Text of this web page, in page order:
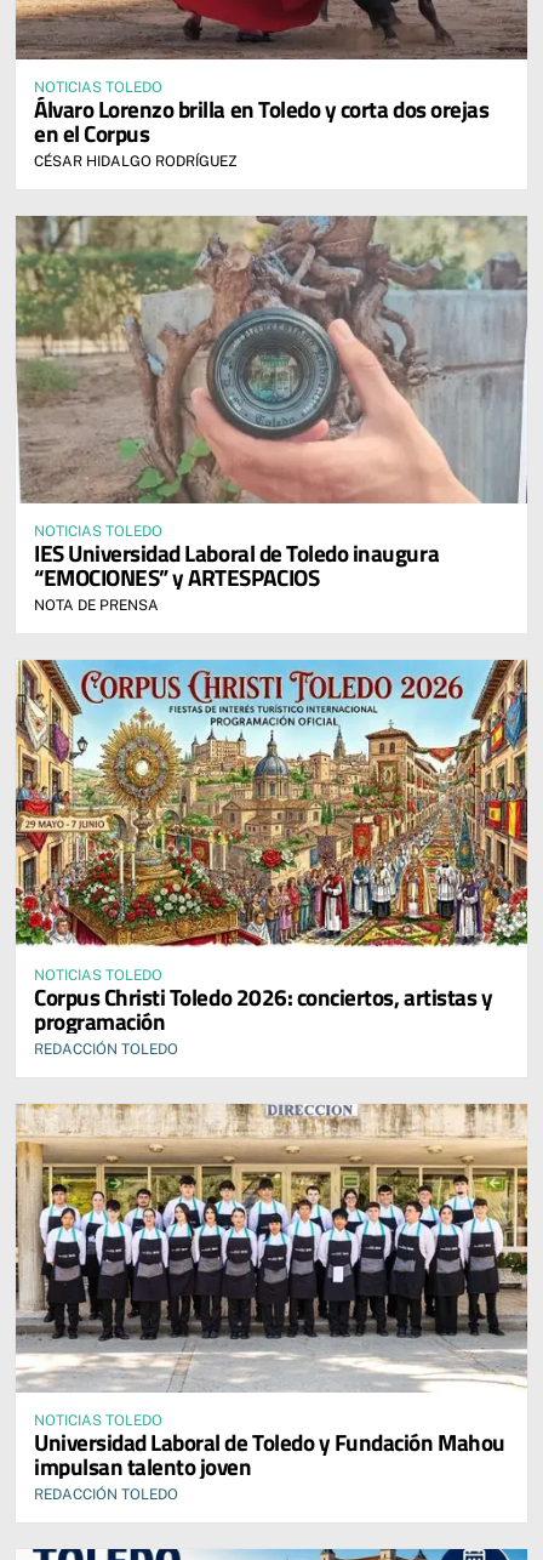
NOTICIAS TOLEDO
Álvaro Lorenzo brilla en Toledo y corta dos orejas
en el Corpus
CÉSAR HIDALGO RODRÍGUEZ
NOTICIAS TOLEDO
IES Universidad Laboral de Toledo inaugura
“EMOCIONES” y ARTESPACIOS
NOTA DE PRENSA
NOTICIAS TOLEDO
Corpus Christi Toledo 2026: conciertos, artistas y
programación
REDACCIÓN TOLEDO
NOTICIAS TOLEDO
Universidad Laboral de Toledo y Fundación Mahou
impulsan talento joven
REDACCIÓN TOLEDO